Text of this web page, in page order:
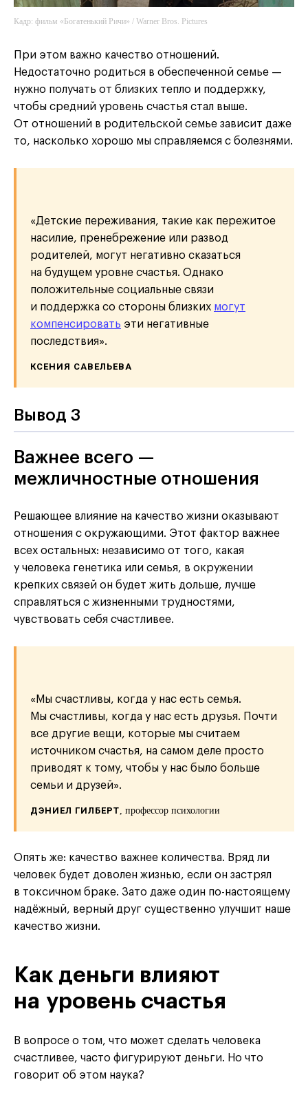
Кадр: фильм «Богатенький Ричи» / Warner Bros. Pictures
При этом важно качество отношений.
Недостаточно родиться в обеспеченной семье —
нужно получать от близких тепло и поддержку,
чтобы средний уровень счастья стал выше.
От отношений в родительской семье зависит даже
то, насколько хорошо мы справляемся с болезнями.
«Детские переживания, такие как пережитое
насилие, пренебрежение или развод
родителей, могут негативно сказаться
на будущем уровне счастья. Однако
положительные социальные связи
и поддержка со стороны близких могут
компенсировать эти негативные
последствия».
КСЕНИЯ САВЕЛЬЕВА
Вывод 3
Важнее всего —
межличностные отношения
Решающее влияние на качество жизни оказывают
отношения с окружающими. Этот фактор важнее
всех остальных: независимо от того, какая
у человека генетика или семья, в окружении
крепких связей он будет жить дольше, лучше
справляться с жизненными трудностями,
чувствовать себя счастливее.
«Мы счастливы, когда у нас есть семья.
Мы счастливы, когда у нас есть друзья. Почти
все другие вещи, которые мы считаем
источником счастья, на самом деле просто
приводят к тому, чтобы у нас было больше
семьи и друзей».
ДЭНИЕЛ ГИЛБЕРТ , профессор психологии
Опять же: качество важнее количества. Вряд ли
человек будет доволен жизнью, если он застрял
в токсичном браке. Зато даже один по-настоящему
надёжный, верный друг существенно улучшит наше
качество жизни.
Как деньги влияют
на уровень счастья
В вопросе о том, что может сделать человека
счастливее, часто фигурируют деньги. Но что
говорит об этом наука?